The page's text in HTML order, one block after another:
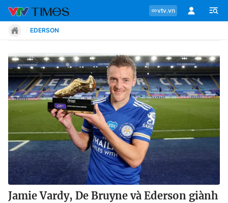
vtv.vn
Chuyên mục
Tin tức
Move
Phong cách
Chân dung
EDERSON
Jamie Vardy, De Bruyne và Ederson giành